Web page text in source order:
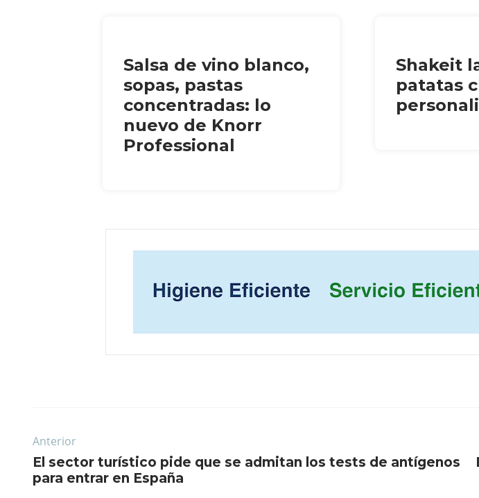
Salsa de vino blanco,
sopas, pastas
concentradas: lo
nuevo de Knorr
Professional
Shakeit
patatas
Anterior
El sector turístico pide que se admitan los tests de antígenos
para entrar en España